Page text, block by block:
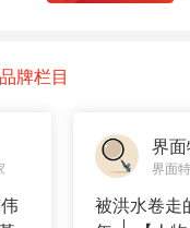
牌栏目
界
界面
被洪水卷走